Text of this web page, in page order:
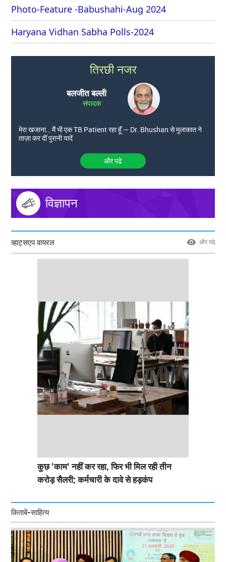
Photo-Feature -Babushahi-Aug 2024
Haryana Vidhan Sabha Polls-2024
तिरछी नजर
बलजीत बल्ली
संपादक
मेरा खजाना… मैं भी एक TB Patient रहा हूँ — Dr. Bhushan से मुलाकात ने
ताज़ा कर दीं पुरानी यादें
और पढे
विज्ञापन
व्हाट्सएप वायरल और पढे
कुछ 'काम' नहीं कर रहा, फिर भी मिल रही तीन
करोड़ सैलरी; कर्मचारी के दावे से हड़कंप
किताबें-साहित्य